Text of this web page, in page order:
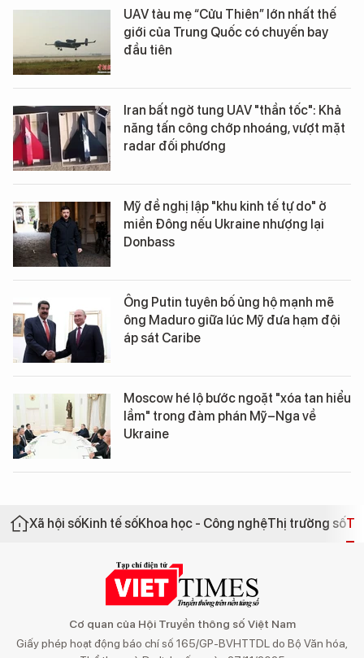
UAV tàu mẹ “Cửu Thiên” lớn nhất thế
giới của Trung Quốc có chuyến bay
đầu tiên
Iran bất ngờ tung UAV "thần tốc": Khả
năng tấn công chớp nhoáng, vượt mặt
radar đối phương
Mỹ đề nghị lập "khu kinh tế tự do" ở
miền Đông nếu Ukraine nhượng lại
Donbass
Ông Putin tuyên bố ủng hộ mạnh mẽ
ông Maduro giữa lúc Mỹ đưa hạm đội
áp sát Caribe
Moscow hé lộ bước ngoặt "xóa tan hiểu
lầm" trong đàm phán Mỹ–Nga về
Ukraine
Xã hội sốKinh tế sốKhoa học - Công nghệThị trường số
Cơ quan của Hội Truyền thông số Việt Nam
Giấy phép hoạt động báo chí số 165/GP-BVHTTDL do Bộ Văn hóa,